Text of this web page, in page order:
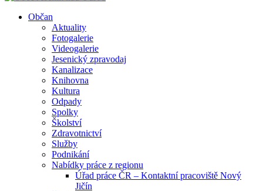
Občan
Aktuality
Fotogalerie
Videogalerie
Jesenický zpravodaj
Kanalizace
Knihovna
Kultura
Odpady
Spolky
Školství
Zdravotnictví
Služby
Podnikání
Nabídky práce z regionu
Úřad práce ČR – Kontaktní pracoviště Nový
Jičín